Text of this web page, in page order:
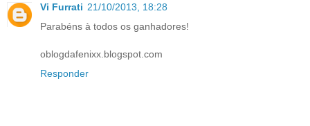
Vi Furrati 21/10/2013, 18:28
Parabéns à todos os ganhadores!
oblogdafenixx.blogspot.com
Responder